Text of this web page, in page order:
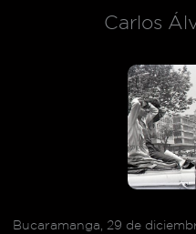
Carlos
Bucaramanga, 29 de